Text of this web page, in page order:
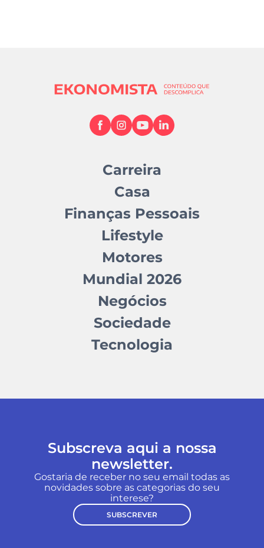
Carreira
Casa
Finanças Pessoais
Lifestyle
Motores
Mundial 2026
Negócios
Sociedade
Tecnologia
Subscreva aqui a nossa
newsletter.
Gostaria de receber no seu email todas as
novidades sobre as categorias do seu
interese?
SUBSCREVER